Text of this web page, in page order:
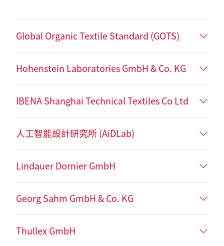
Global Organic Textile Standard (GOTS)
Hohenstein Laboratories GmbH & Co. KG
IBENA Shanghai Technical Textiles Co Ltd
人工智能設計研究所 (AiDLab)
Lindauer Dornier GmbH
Georg Sahm GmbH & Co. KG
Thullex GmbH